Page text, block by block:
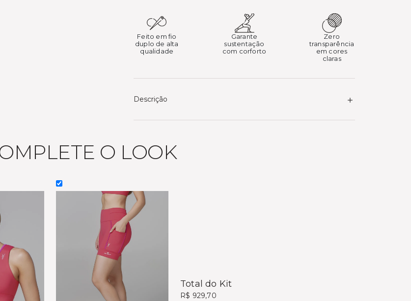
Feito em fio
duplo de alta
qualidade
Garante
sustentação
com corforto
Zero
transparência
em cores
claras
Descrição
O LOOK
Total do Kit
R$ 929,70